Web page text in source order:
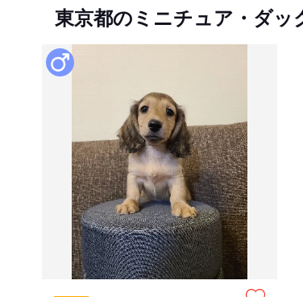
東京都のミニチュア・ダッ